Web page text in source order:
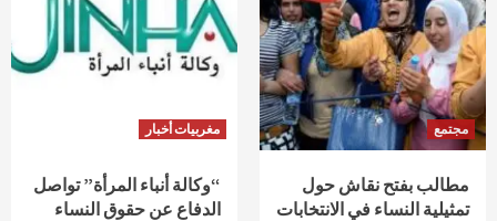
مجتمع
مطالب بفتح نقاش حول
تمثيلية النساء في الانتخابات
مغربيات أخبار
“وكالة أنباء المرأة” تواصل
الدفاع عن حقوق النساء